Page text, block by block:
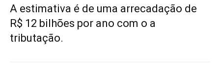
A estimativa é de uma arrecadação de
R$ 12 bilhões por ano com o a
tributação.